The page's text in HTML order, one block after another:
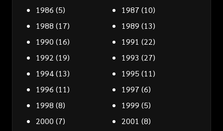
1986 (5) 1987 (10)
1988 (17) 1989 (13)
1990 (16) 1991 (22)
1992 (19) 1993 (27)
1994(13) 1995 (11)
1996 (11) 1997 (6)
1998 (8) 1999 (5)
2000 (7) 2001 (8)